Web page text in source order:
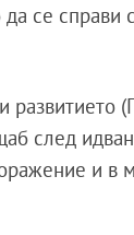
се справи с
развитието
след
и в